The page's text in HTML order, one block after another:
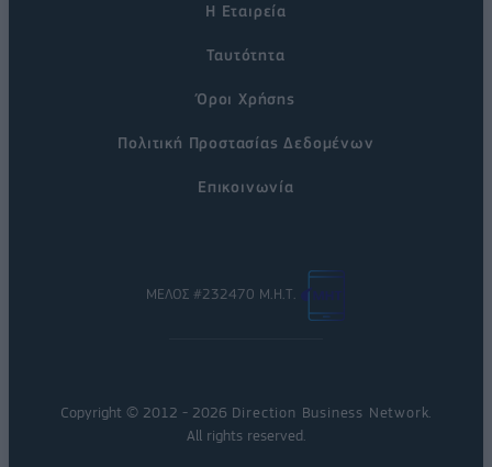
Η Εταιρεία
Ταυτότητα
Όροι Χρήσης
Πολιτική Προστασίας Δεδομένων
Επικοινωνία
ΜΕΛΟΣ #232470 Μ.Η.Τ.
Copyright © 2012 - 2026 Direction Business Network.
All rights reserved.